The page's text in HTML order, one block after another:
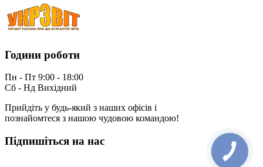
Години роботи
Пн - Пт 9:00 - 18:00
Сб - Нд Вихідний
Прийдіть у будь-який з наших офісів і
познайомтеся з нашою чудовою командою!
Підпишіться на нас
КНОПКА
ЗВ'ЯЗКУ